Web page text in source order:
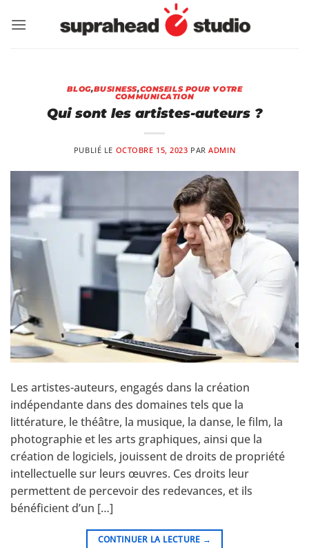
au
BLOG,BUSINESS,CONSEILS POUR VOTRE
COMMUNICATION
Qui sont les artistes-auteurs ?
PUBLIÉ LE OCTOBRE 15, 2023 PARADMIN
Les artistes-auteurs, engagés dans la création
indépendante dans des domaines tels que la
littérature, le théâtre, la musique, la danse, le film, la
photographie et les arts graphiques, ainsi que la
création de logiciels, jouissent de droits de propriété
intellectuelle sur leurs œuvres. Ces droits leur
permettent de percevoir des redevances, et ils
bénéficient d’un […]
CONTINUER LA LECTURE →